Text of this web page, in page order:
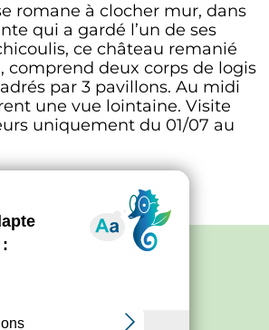
romane à clocher mur, dans
qui a gardé l’un de ses
ce château remanié
comprend deux corps de logis
par 3 pavillons. Au midi
une vue lointaine. Visite
uniquement du 01/07 au
de confidentialité
Mentions